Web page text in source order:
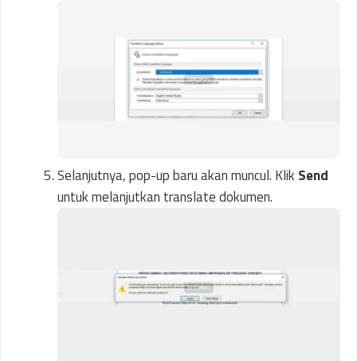
Selanjutnya, pop-up baru akan muncul. Klik Send
untuk melanjutkan translate dokumen.